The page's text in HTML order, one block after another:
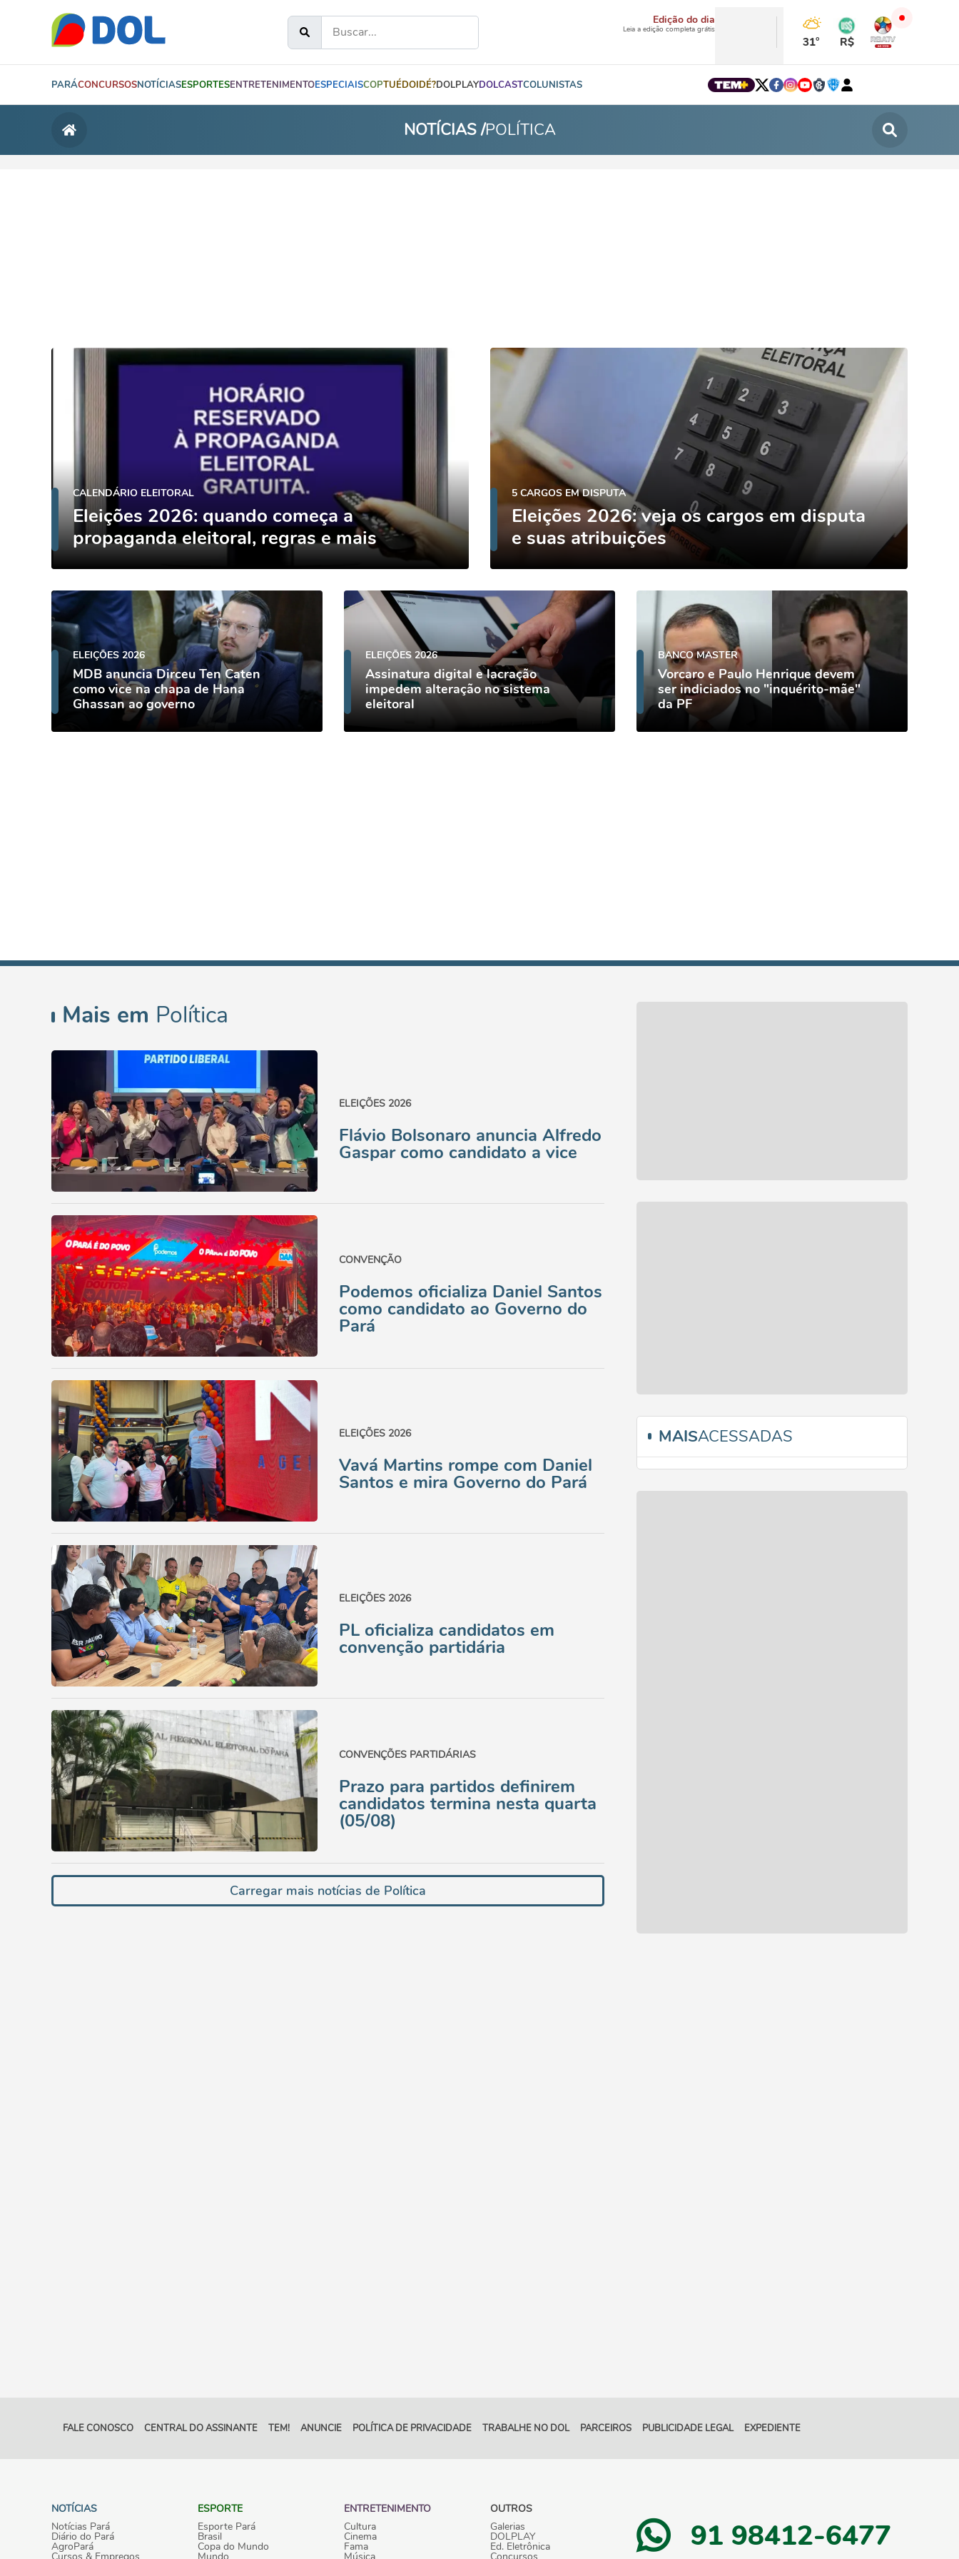
Edição do dia
Leia a edição completa grátis
31° R$
PARÁCONCURSOSNOTÍCIASESPORTESENTRETENIMENTOESPECIAISCOPTUÉDOIDÉ?DOLPLAYDOLCASTCOLUNISTAS
NOTÍCIAS /POLÍTICA
CALENDÁRIO ELEITORAL
Eleições 2026: quando começa a
propaganda eleitoral, regras e mais
5 CARGOS EM DISPUTA
Eleições 2026: veja os cargos em disputa
e suas atribuições
ELEIÇÕES 2026
MDB anuncia Dirceu Ten Caten
como vice na chapa de Hana
Ghassan ao governo
ELEIÇÕES 2026
Assinatura digital e lacração
impedem alteração no sistema
eleitoral
BANCO MASTER
Vorcaro e Paulo Henrique devem
ser indiciados no "inquérito-mãe"
da PF
Mais em Política
ELEIÇÕES 2026
Flávio Bolsonaro anuncia Alfredo
Gaspar como candidato a vice
CONVENÇÃO
Podemos oficializa Daniel Santos
como candidato ao Governo do
Pará
ELEIÇÕES 2026
Vavá Martins rompe com Daniel
Santos e mira Governo do Pará
ELEIÇÕES 2026
PL oficializa candidatos em
convenção partidária
CONVENÇÕES PARTIDÁRIAS
Prazo para partidos definirem
candidatos termina nesta quarta
(05/08)
Carregar mais notícias de Política
MAISACESSADAS
FALE CONOSCO CENTRAL DO ASSINANTE TEM! ANUNCIE POLÍTICA DE PRIVACIDADE TRABALHE NO DOL PARCEIROS PUBLICIDADE LEGAL EXPEDIENTE
NOTÍCIAS
Notícias Pará
Diário do Pará
AgroPará
Cursos & Empregos
ESPORTE
Esporte Pará
Brasil
Copa do Mundo
Mundo
ENTRETENIMENTO
Cultura
Cinema
Fama
Música
OUTROS
Galerias
DOLPLAY
Ed. Eletrônica
Concursos
91 98412-6477